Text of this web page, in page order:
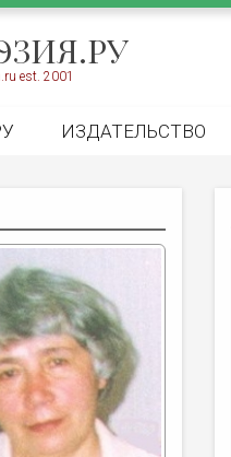
est. 2001
ИЗДАТЕЛЬСТВО